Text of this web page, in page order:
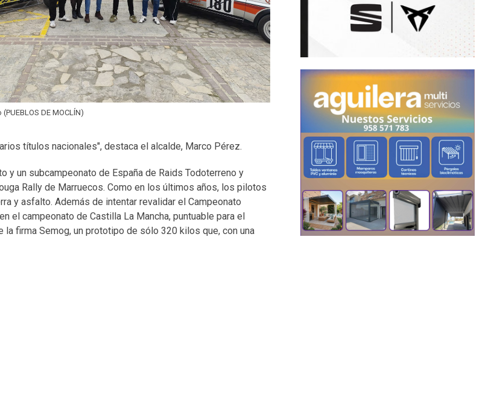
DE MOCLÍN)
títulos nacionales", destaca el alcalde, Marco Pérez.
y un subcampeonato de España de Raids Todoterreno y
Rally de Marruecos. Como en los últimos años, los pilotos
y asfalto. Además de intentar revalidar el Campeonato
el campeonato de Castilla La Mancha, puntuable para el
la firma Semog, un prototipo de sólo 320 kilos que, con una